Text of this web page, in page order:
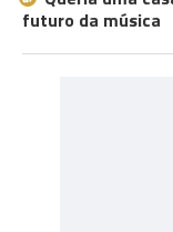
futuro da música